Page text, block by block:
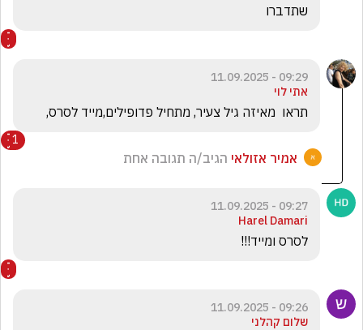
שתדברו
09:29 - 11.09.2025
אתי לוי
תראו  מאיזה גיל צעיר, מתחיל פדופילים,מייד לסרס,
1
אמיר אזולאי הגיב/ה תגובה אחת
09:27 - 11.09.2025
Harel Damari
לסרס ומייד!!!
09:26 - 11.09.2025
שלום קהלני